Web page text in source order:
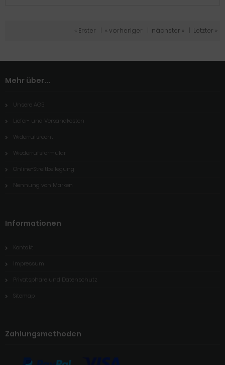
« Erster « vorheriger nächster » Letzter »
Mehr über...
Unsere AGB
Liefer- und Versandkosten
Widerrufsrecht
Wiederrufsformular
Online-Streitbeilegung
Nennung von Marken
Informationen
Kontakt
Impressum
Privatsphäre und Datenschutz
Sitemap
Zahlungsmethoden